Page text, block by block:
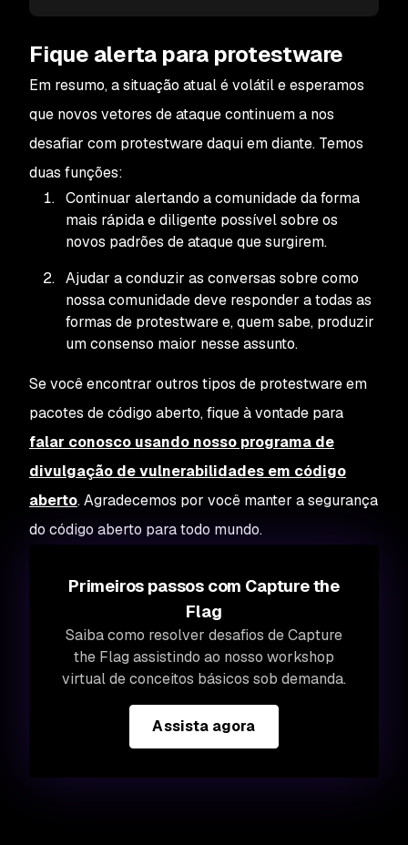
Fique alerta para protestware
Em resumo, a situação atual é volátil e esperamos
que novos vetores de ataque continuem a nos
desafiar com protestware daqui em diante. Temos
duas funções:
Continuar alertando a comunidade da forma
mais rápida e diligente possível sobre os
novos padrões de ataque que surgirem.
Ajudar a conduzir as conversas sobre como
nossa comunidade deve responder a todas as
formas de protestware e, quem sabe, produzir
um consenso maior nesse assunto.
Se você encontrar outros tipos de protestware em
pacotes de código aberto, fique à vontade para
falar conosco usando nosso programa de
divulgação de vulnerabilidades em código
aberto. Agradecemos por você manter a segurança
do código aberto para todo mundo.
Primeiros passos com Capture the
Flag
Saiba como resolver desafios de Capture
the Flag assistindo ao nosso workshop
virtual de conceitos básicos sob demanda.
Assista agora